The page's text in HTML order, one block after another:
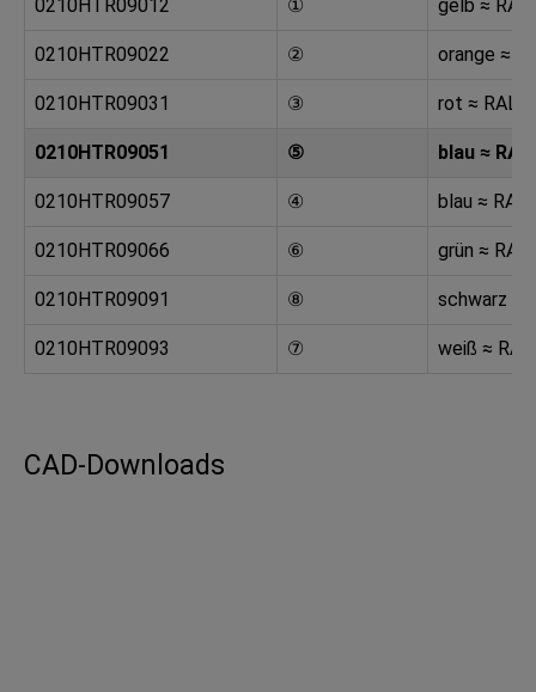
0210HTR09012 ① gelb ≈ RAL
0210HTR09022 ② orange ≈
0210HTR09031 ③ rot ≈ RAL
0210HTR09051 ⑤ blau ≈
0210HTR09057 ④ blau ≈ RAL
0210HTR09066 ⑥ grün ≈ RAL
0210HTR09091 ⑧ schwarz ≈
0210HTR09093 ⑦ weiß ≈
CAD-Downloads